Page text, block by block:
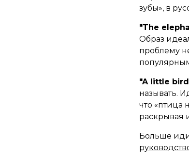
зубы», в
"The
Образ
проблему
"A little
называть.
что «птица
раскрывая
Больше